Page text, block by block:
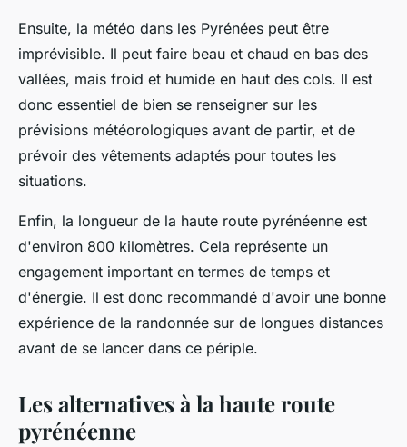
Ensuite, la météo dans les Pyrénées peut être
imprévisible. Il peut faire beau et chaud en bas des
vallées, mais froid et humide en haut des cols. Il est
donc essentiel de bien se renseigner sur les
prévisions météorologiques avant de partir, et de
prévoir des vêtements adaptés pour toutes les
situations.
Enfin, la longueur de la haute route pyrénéenne est
d'environ 800 kilomètres. Cela représente un
engagement important en termes de temps et
d'énergie. Il est donc recommandé d'avoir une bonne
expérience de la randonnée sur de longues distances
avant de se lancer dans ce périple.
Les alternatives à la haute route
pyrénéenne